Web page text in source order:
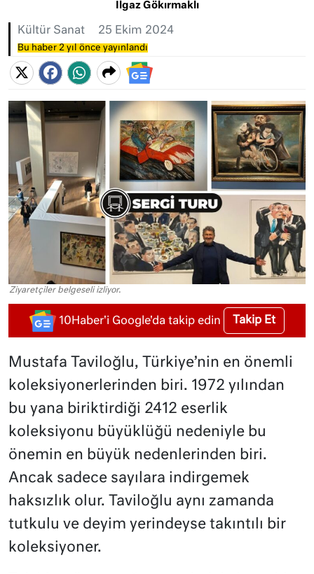
Ilgaz Gökırmaklı
Kültür Sanat 25 Ekim 2024
Bu haber 2 yıl önce yayınlandı
Ziyaretçiler belgeseli izliyor.
10Haber'i Google'da takip edin Takip Et
Mustafa Taviloğlu, Türkiye’nin en önemli
koleksiyonerlerinden biri. 1972 yılından
bu yana biriktirdiği 2412 eserlik
koleksiyonu büyüklüğü nedeniyle bu
önemin en büyük nedenlerinden biri.
Ancak sadece sayılara indirgemek
haksızlık olur. Taviloğlu aynı zamanda
tutkulu ve deyim yerindeyse takıntılı bir
koleksiyoner.